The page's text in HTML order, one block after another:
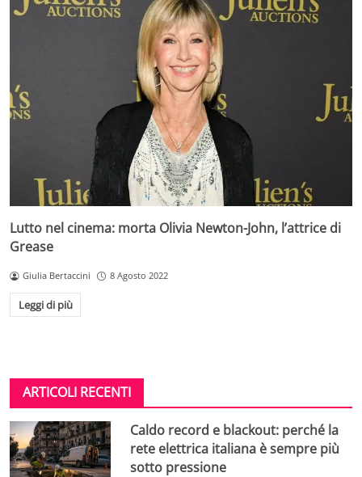
Lutto nel cinema: morta Olivia Newton-John, l’attrice di
Grease
Giulia Bertaccini 8 Agosto 2022
Leggi di più
ARTICOLI RECENTI
Caldo record e blackout: perché la
rete elettrica italiana è sempre più
sotto pressione